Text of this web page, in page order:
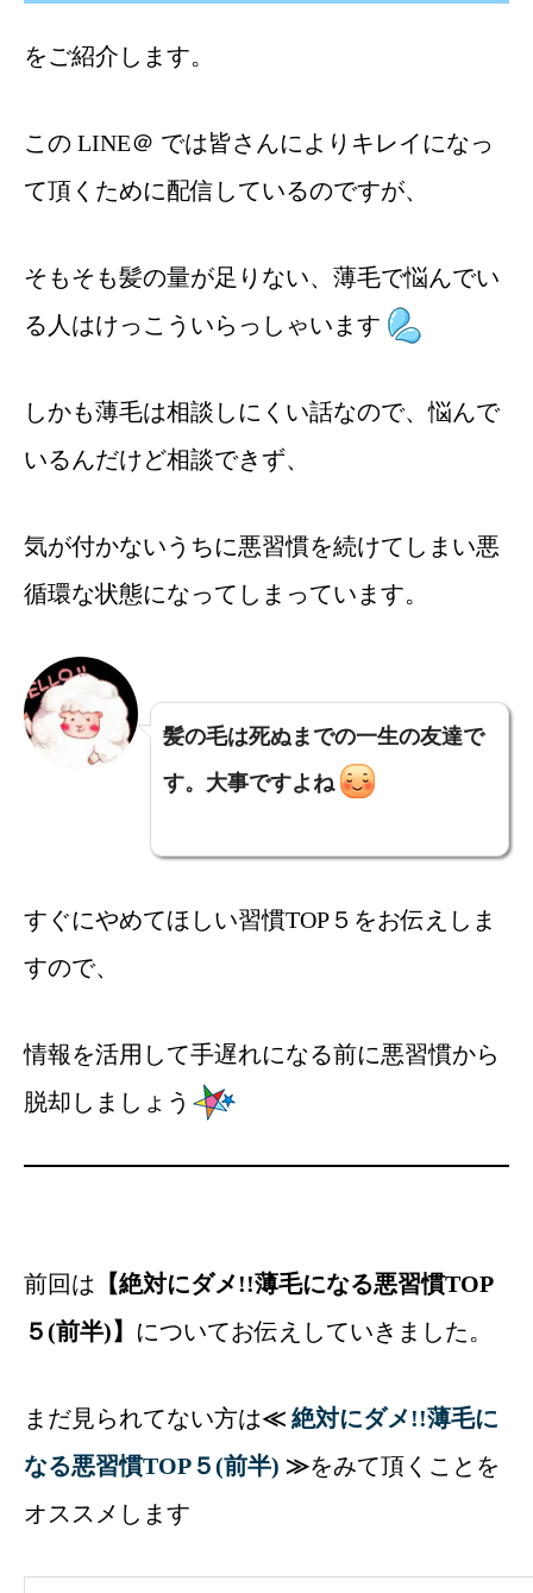
をご紹介します。
この LINE＠ では皆さんによりキレイになっ
て頂くために配信しているのですが、
そもそも髪の量が足りない、薄毛で悩んでい
る人はけっこういらっしゃいます
しかも薄毛は相談しにくい話なので、悩んで
いるんだけど相談できず、
気が付かないうちに悪習慣を続けてしまい悪
循環な状態になってしまっています。
髪の毛は死ぬまでの一生の友達で
す。大事ですよね
すぐにやめてほしい習慣TOP５をお伝えしま
すので、
情報を活用して手遅れになる前に悪習慣から
脱却しましょう
前回は 【絶対にダメ!!薄毛になる悪習慣TOP
５(前半)】 についてお伝えしていきました。
まだ見られてない方は≪ 絶対にダメ!!薄毛に
なる悪習慣TOP５(前半) ≫をみて頂くことを
オススメします